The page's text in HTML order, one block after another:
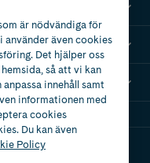
är nödvändiga för
använder även cookies
Det hjälper oss
så att vi kan
innehåll samt
informationen med
cookies
Du kan även
Policy